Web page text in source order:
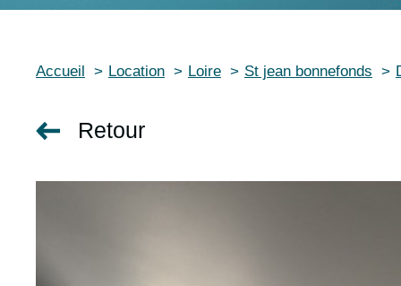
Accueil Location Loire St jean bonnefonds
Retour